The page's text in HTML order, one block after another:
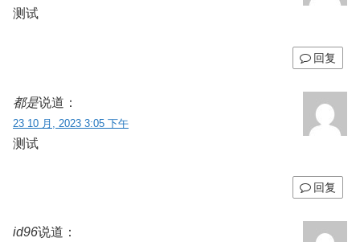
测试
回复
都是说道：
23 10 月, 2023 3:05 下午
测试
回复
id96说道：